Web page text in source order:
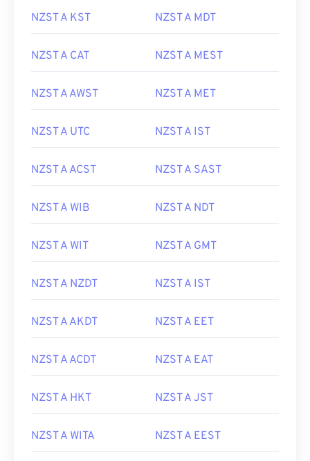
NZST A KST NZST A MDT
NZST A CAT NZST A MEST
NZST A AWST NZST A MET
NZST A UTC NZST A IST
NZST A ACST NZST A SAST
NZST A WIB NZST A NDT
NZST A WIT NZST A GMT
NZST A NZDT NZST A IST
NZST A AKDT NZST A EET
NZST A ACDT NZST A EAT
NZST A HKT NZST A JST
NZST A WITA NZST A EEST